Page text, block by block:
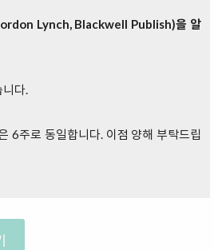
Lynch, Blackwell Publish)을 알
니다.
6주로 동일합니다. 이점 양해 부탁드립